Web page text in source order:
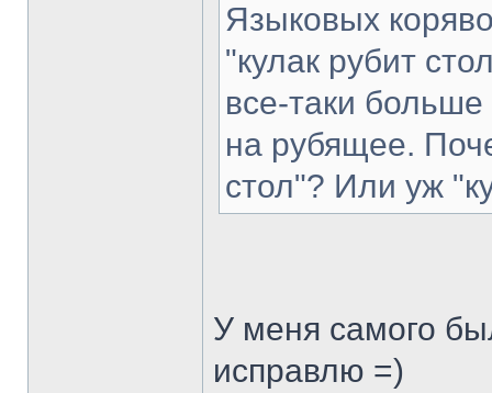
Языковых
"кулак рубит
все-таки
на рубящее.
стол"? Или уж
У меня самого
исправлю =)